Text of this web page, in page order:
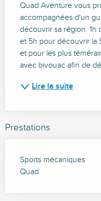
Quad Aventure vous
accompagnées d'un
découvrir sa région.
et 5h pour découvrir la
et pour les plus
avec bivouac afin de
Lire la suite
Prestations
Sports mécaniques
Quad